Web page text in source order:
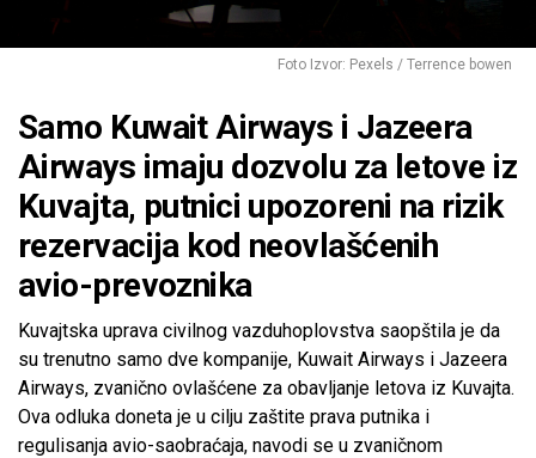
Foto Izvor: Pexels / Terrence bowen
Samo Kuwait Airways i Jazeera
Airways imaju dozvolu za letove iz
Kuvajta, putnici upozoreni na rizik
rezervacija kod neovlašćenih
avio-prevoznika
Kuvajtska uprava civilnog vazduhoplovstva saopštila je da
su trenutno samo dve kompanije, Kuwait Airways i Jazeera
Airways, zvanično ovlašćene za obavljanje letova iz Kuvajta.
Ova odluka doneta je u cilju zaštite prava putnika i
regulisanja avio-saobraćaja, navodi se u zvaničnom